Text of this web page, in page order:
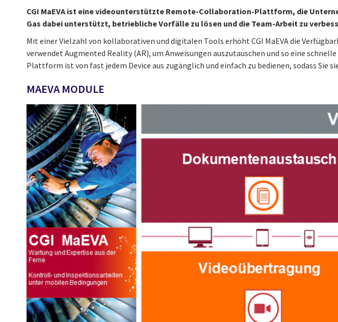
CGI MaEVA ist eine videounterstützte Remote-Collaboration-Plattform, die
Gas dabei unterstützt, betriebliche Vorfälle zu lösen und die Team-Arbeit zu
Mit einer Vielzahl von kollaborativen und digitalen Tools erhöht CGI MaEVA die
verwendet Augmented Reality (AR), um Anweisungen auszutauschen und so eine
Plattform ist von fast jedem Device aus zugänglich und einfach zu bedienen, sodass Sie
MAEVA MODULE